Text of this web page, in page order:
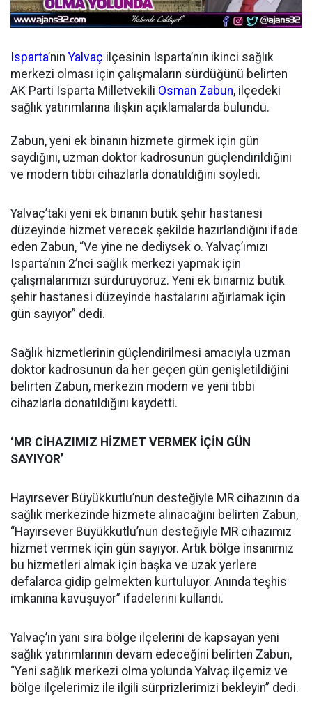
Isparta’nınYalvaç ilçesinin Isparta’nın ikinci sağlık
merkezi olması için çalışmaların sürdüğünü belirten
AK Parti Isparta Milletvekili Osman Zabun, ilçedeki
sağlık yatırımlarına ilişkin açıklamalarda bulundu.
Zabun, yeni ek binanın hizmete girmek için gün
saydığını, uzman doktor kadrosunun güçlendirildiğini
ve modern tıbbi cihazlarla donatıldığını söyledi.
Yalvaç’taki yeni ek binanın butik şehir hastanesi
düzeyinde hizmet verecek şekilde hazırlandığını ifade
eden Zabun, “Ve yine ne dediysek o. Yalvaç’ımızı
Isparta’nın 2’nci sağlık merkezi yapmak için
çalışmalarımızı sürdürüyoruz. Yeni ek binamız butik
şehir hastanesi düzeyinde hastalarını ağırlamak için
gün sayıyor” dedi.
Sağlık hizmetlerinin güçlendirilmesi amacıyla uzman
doktor kadrosunun da her geçen gün genişletildiğini
belirten Zabun, merkezin modern ve yeni tıbbi
cihazlarla donatıldığını kaydetti.
‘MR CİHAZIMIZ HİZMET VERMEK İÇİN GÜN
SAYIYOR’
Hayırsever Büyükkutlu’nun desteğiyle MR cihazının da
sağlık merkezinde hizmete alınacağını belirten Zabun,
“Hayırsever Büyükkutlu’nun desteğiyle MR cihazımız
hizmet vermek için gün sayıyor. Artık bölge insanımız
bu hizmetleri almak için başka ve uzak yerlere
defalarca gidip gelmekten kurtuluyor. Anında teşhis
imkanına kavuşuyor” ifadelerini kullandı.
Yalvaç’ın yanı sıra bölge ilçelerini de kapsayan yeni
sağlık yatırımlarının devam edeceğini belirten Zabun,
“Yeni sağlık merkezi olma yolunda Yalvaç ilçemiz ve
bölge ilçelerimiz ile ilgili sürprizlerimizi bekleyin” dedi.